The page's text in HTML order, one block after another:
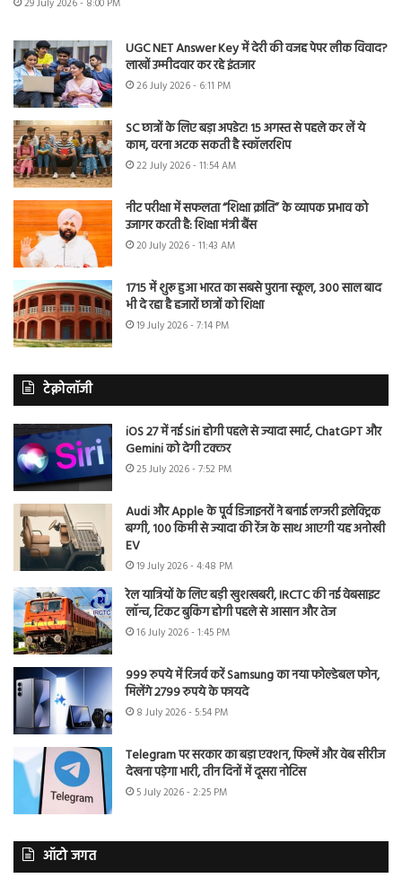
29 July 2026 - 8:00 PM
UGC NET Answer Key में देरी की वजह पेपर लीक विवाद?
लाखों उम्मीदवार कर रहे इंतजार
26 July 2026 - 6:11 PM
SC छात्रों के लिए बड़ा अपडेट! 15 अगस्त से पहले कर लें ये
काम, वरना अटक सकती है स्कॉलरशिप
22 July 2026 - 11:54 AM
नीट परीक्षा में सफलता “शिक्षा क्रांति” के व्यापक प्रभाव को
उजागर करती है: शिक्षा मंत्री बैंस
20 July 2026 - 11:43 AM
1715 में शुरू हुआ भारत का सबसे पुराना स्कूल, 300 साल बाद
भी दे रहा है हजारों छात्रों को शिक्षा
19 July 2026 - 7:14 PM
टेक्नोलॉजी
iOS 27 में नई Siri होगी पहले से ज्यादा स्मार्ट, ChatGPT और
Gemini को देगी टक्कर
25 July 2026 - 7:52 PM
Audi और Apple के पूर्व डिजाइनरों ने बनाई लग्जरी इलेक्ट्रिक
बग्गी, 100 किमी से ज्यादा की रेंज के साथ आएगी यह अनोखी
EV
19 July 2026 - 4:48 PM
रेल यात्रियों के लिए बड़ी खुशखबरी, IRCTC की नई वेबसाइट
लॉन्च, टिकट बुकिंग होगी पहले से आसान और तेज
16 July 2026 - 1:45 PM
999 रुपये में रिजर्व करें Samsung का नया फोल्डेबल फोन,
मिलेंगे 2799 रुपये के फायदे
8 July 2026 - 5:54 PM
Telegram पर सरकार का बड़ा एक्शन, फिल्में और वेब सीरीज
देखना पड़ेगा भारी, तीन दिनों में दूसरा नोटिस
5 July 2026 - 2:25 PM
ऑटो जगत